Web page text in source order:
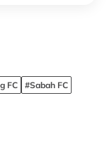
FC #Sabah FC